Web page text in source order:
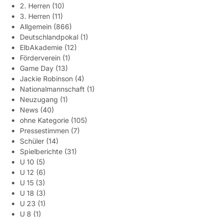
2. Herren (10)
3. Herren (11)
Allgemein (866)
Deutschlandpokal (1)
ElbAkademie (12)
Förderverein (1)
Game Day (13)
Jackie Robinson (4)
Nationalmannschaft (1)
Neuzugang (1)
News (40)
ohne Kategorie (105)
Pressestimmen (7)
Schüler (14)
Spielberichte (31)
U 10 (5)
U 12 (6)
U 15 (3)
U 18 (3)
U 23 (1)
U 8 (1)